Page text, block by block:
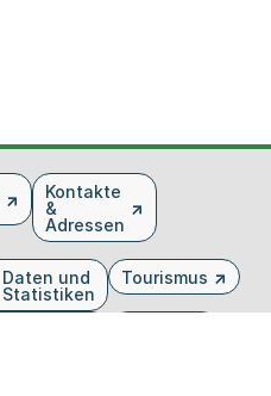
Kontakte
&
Adressen
Daten und
Statistiken
Tourismus